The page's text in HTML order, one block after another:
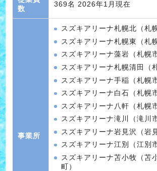
数
369名 2026年1月現在
事業所
スズキアリーナ札幌北（札
スズキアリーナ札幌東（札
スズキアリーナ藻岩（札幌
スズキアリーナ札幌清田（
スズキアリーナ手稲（札幌
スズキアリーナ白石（札幌
スズキアリーナ八軒（札幌
スズキアリーナ滝川（滝川
スズキアリーナ岩見沢（岩
スズキアリーナ江別（江別
スズキアリーナ苫小牧（苫
町）